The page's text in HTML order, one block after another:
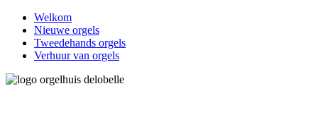
Welkom
Nieuwe orgels
Tweedehands orgels
Verhuur van orgels